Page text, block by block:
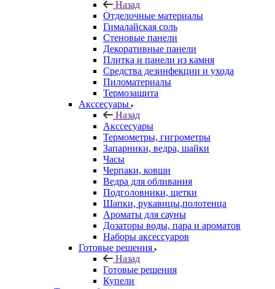
Назад
Отделочные материалы
Гималайская соль
Стеновые панели
Декоративные панели
Плитка и панели из камня
Средства дезинфекции и ухода
Пиломатериалы
Термозащита
Аксcесуары
Назад
Аксcесуары
Термометры, гигрометры
Запарники, ведра, шайки
Часы
Черпаки, ковши
Ведра для обливания
Подголовники, щетки
Шапки, рукавицы,полотенца
Ароматы для сауны
Дозаторы воды, пара и ароматов
Наборы аксессуаров
Готовые решения
Назад
Готовые решения
Купели